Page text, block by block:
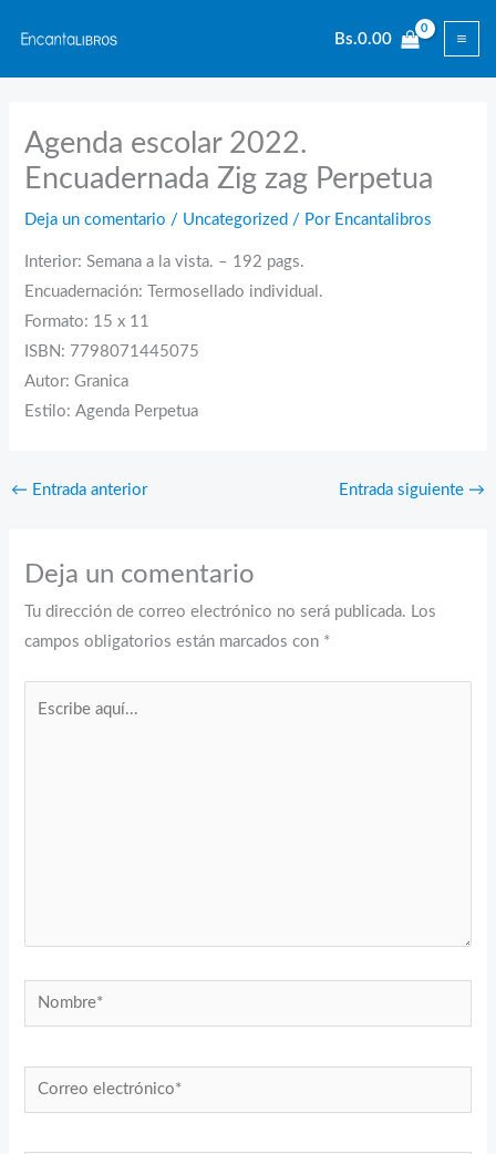
contenido
Bs.0.00
Agenda escolar 2022.
Encuadernada Zig zag Perpetua
Deja un comentario / Uncategorized / Por Encantalibros
Interior: Semana a la vista. – 192 pags.
Encuadernación: Termosellado individual.
Formato: 15 x 11
ISBN: 7798071445075
Autor: Granica
Estilo: Agenda Perpetua
← Entrada anterior Entrada siguiente →
Deja un comentario
Tu dirección de correo electrónico no será publicada. Los
campos obligatorios están marcados con *
Nombre*
Correo
electrónico*